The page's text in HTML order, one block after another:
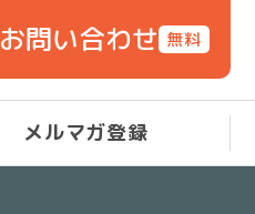
お問い合わせ
メルマガ登録